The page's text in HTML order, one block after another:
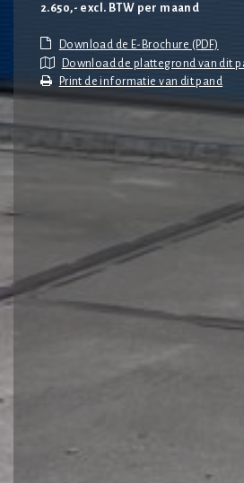
2.650,- excl. BTW per maand
Download de plattegrond van dit
Print de informatie van dit pand